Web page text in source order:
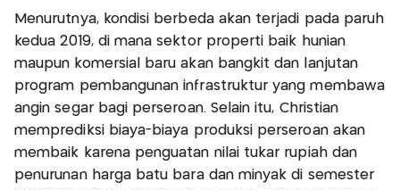
Menurutnya, kondisi berbeda akan terjadi pada paruh
kedua 2019, di mana sektor properti baik hunian
maupun komersial baru akan bangkit dan lanjutan
program pembangunan infrastruktur yang membawa
angin segar bagi perseroan. Selain itu, Christian
memprediksi biaya-biaya produksi perseroan akan
membaik karena penguatan nilai tukar rupiah dan
penurunan harga batu bara dan minyak di semester